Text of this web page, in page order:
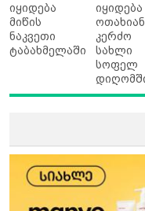
იყიდება
მიწის
ნაკვეთი
ტაბახმელაში
იყიდება
კერძო
სახლი
სოფელ